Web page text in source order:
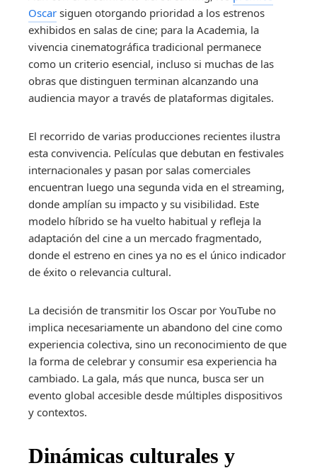
Oscar siguen otorgando prioridad a los estrenos
exhibidos en salas de cine; para la Academia, la
vivencia cinematográfica tradicional permanece
como un criterio esencial, incluso si muchas de las
obras que distinguen terminan alcanzando una
audiencia mayor a través de plataformas digitales.
El recorrido de varias producciones recientes ilustra
esta convivencia. Películas que debutan en festivales
internacionales y pasan por salas comerciales
encuentran luego una segunda vida en el streaming,
donde amplían su impacto y su visibilidad. Este
modelo híbrido se ha vuelto habitual y refleja la
adaptación del cine a un mercado fragmentado,
donde el estreno en cines ya no es el único indicador
de éxito o relevancia cultural.
La decisión de transmitir los Oscar por YouTube no
implica necesariamente un abandono del cine como
experiencia colectiva, sino un reconocimiento de que
la forma de celebrar y consumir esa experiencia ha
cambiado. La gala, más que nunca, busca ser un
evento global accesible desde múltiples dispositivos
y contextos.
Dinámicas culturales y